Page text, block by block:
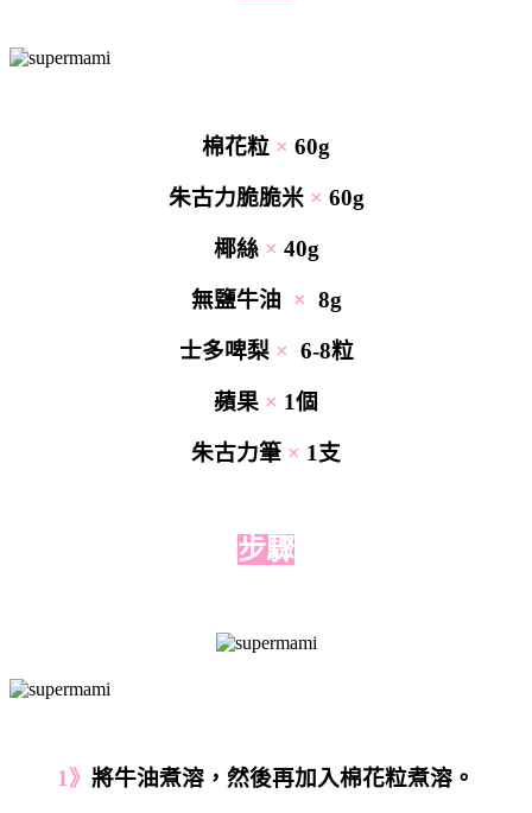
棉花粒 × 60g
朱古力脆脆米 × 60g
椰絲 × 40g
無鹽牛油 × 8g
士多啤梨 × 6-8粒
蘋果 × 1個
朱古力筆 × 1支
步驟
1》 將牛油煮溶，然後再加入棉花粒煮溶。